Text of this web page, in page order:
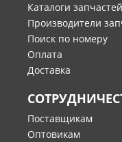
Каталоги запчастей
Производители
Поиск по номеру
Оплата
Доставка
Поставщикам
Оптовикам